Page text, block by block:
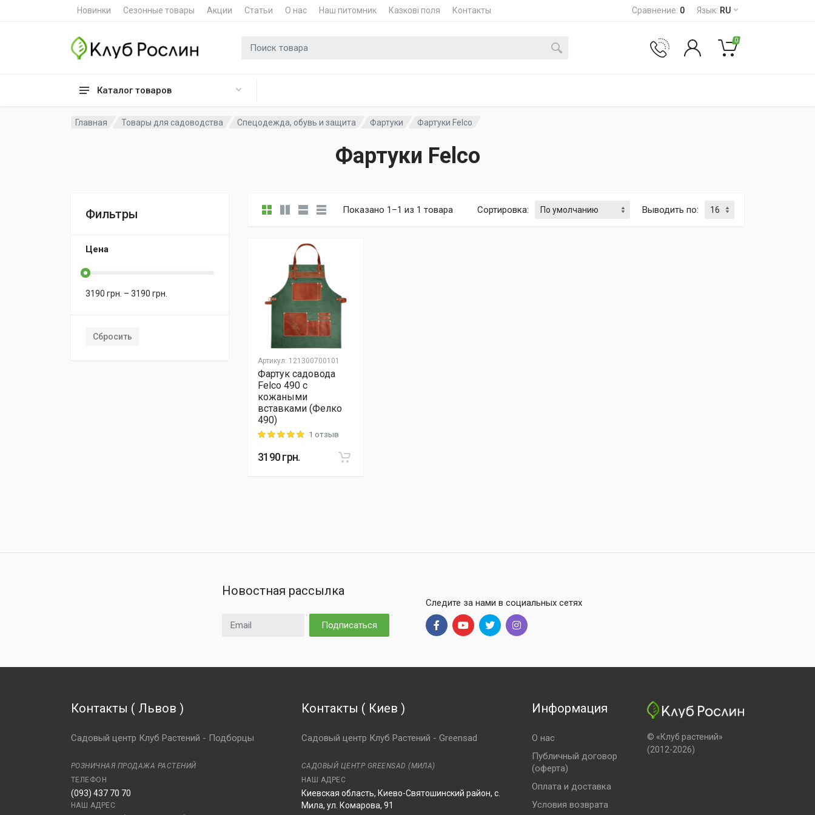
Новинки Сезонные товары Акции Статьи О нас Наш питомник Казкові поля Контакты Сравнение: 0 Язык: RU
Каталог товаров
Поиск для 0
Главная Товары для садоводства Спецодежда, обувь и защита Фартуки Фартуки Felco
Фартуки Felco
Фильтры
Цена
3190 грн. – 3190 грн.
Сбросить
Показано 1–1 из 1 товара Сортировка: Выводить по:
Артикул: 121300700101
Фартук садовода
Felco 490 с
кожаными
вставками (Фелко
490)
Rating: 5 out of 51 отзыв
3190грн.
Новостная рассылка
Email адрес Подписаться
Следите за нами в социальных сетях
Контакты ( Львов )
Садовый центр Клуб Растений - Подборцы
РОЗНИЧНАЯ ПРОДАЖА РАСТЕНИЙ
ТЕЛЕФОН
(093) 437 70 70
НАШ АДРЕС
Контакты ( Киев )
Садовый центр Клуб Растений - Greensad
САДОВЫЙ ЦЕНТР GREENSAD (МИЛА)
НАШ АДРЕС
Киевская область, Киево-Святошинский район, с.
Мила, ул. Комарова, 91
Информация
О нас
Публичный договор
(оферта)
Оплата и доставка
Условия возврата
© «Клуб растений»
(2012-2026)